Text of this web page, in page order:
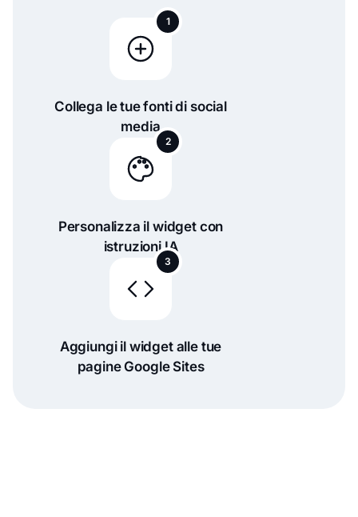
1
Collega le tue fonti di social
media
2
Personalizza il widget con
istruzioni IA
3
Aggiungi il widget alle tue
pagine Google Sites